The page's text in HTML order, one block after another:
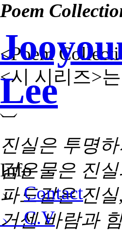
Lee
Info
﹆Contact
﹆ C.V
Poem
<Poem
<시 시리즈>
⏡
진실은 투명
검은물은 진
파도같은 진실,
거센 바람과